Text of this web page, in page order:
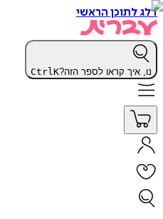
דלג לתוכן הראשי
נו, איך קראו לספר הזה? CtrlK